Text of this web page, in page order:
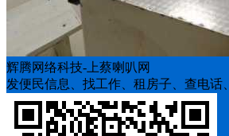
辉腾网络科技-上蔡喇叭网
发便民信息、找工作、租房子、查电话